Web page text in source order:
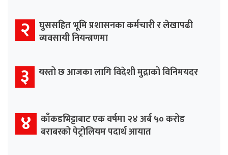
२
घुससहित भूमि प्रशासनका कर्मचारी र लेखापढी
व्यवसायी नियन्त्रणमा
३ यस्तो छ आजका लागि विदेशी मुद्राको विनिमयदर
४
काँकडभिट्टाबाट एक वर्षमा २४ अर्ब ५० करोड
बराबरको पेट्रोलियम पदार्थ आयात